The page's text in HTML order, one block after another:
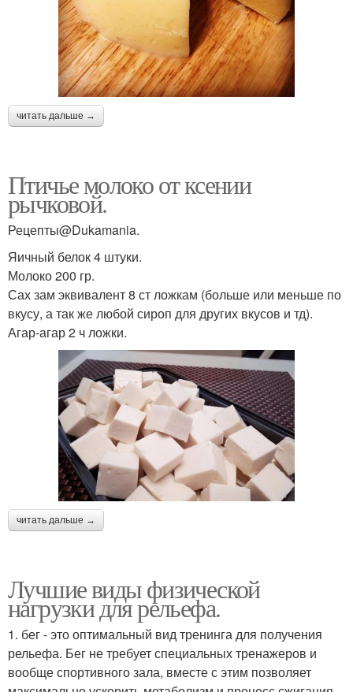
читать дальше →
Птичье молоко от ксении
рычковой.
Рецепты@Dukamania.
Яичный белок 4 штуки.
Молоко 200 гр.
Сах зам эквивалент 8 ст ложкам (больше или меньше по
вкусу, а так же любой сироп для других вкусов и тд).
Агар-агар 2 ч ложки.
читать дальше →
Лучшие виды физической
нагрузки для рельефа.
1. бег - это оптимальный вид тренинга для получения
рельефа. Бег не требует специальных тренажеров и
вообще спортивного зала, вместе с этим позволяет